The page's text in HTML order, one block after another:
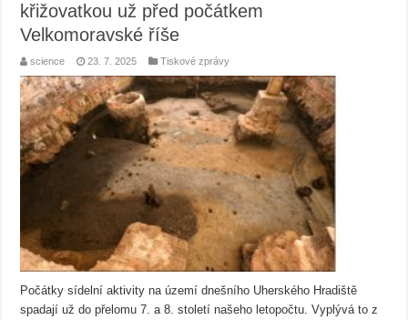
křižovatkou už před počátkem
Velkomoravské říše
science 23. 7. 2025 Tiskové zprávy
Počátky sídelní aktivity na území dnešního Uherského Hradiště
spadají už do přelomu 7. a 8. století našeho letopočtu. Vyplývá to z